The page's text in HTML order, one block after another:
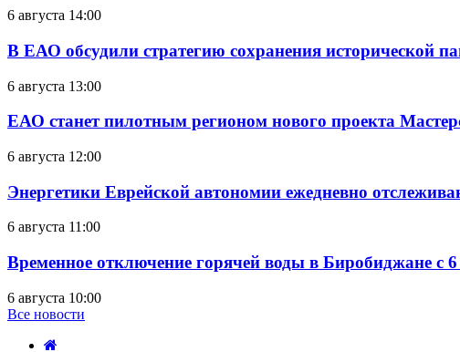
6 августа 14:00
В ЕАО обсудили стратегию сохранения исторической
6 августа 13:00
ЕАО станет пилотным регионом нового проекта
6 августа 12:00
Энергетики Еврейской автономии ежедневно
6 августа 11:00
Временное отключение горячей воды в Биробиджане с 6
6 августа 10:00
Все новости